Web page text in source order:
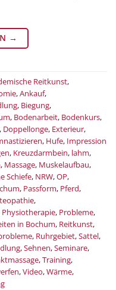
→
Reitkunst,
,Ankauf,
, Biegung,
, Bodenarbeit, Bodenkurs,
, Doppellonge, Exterieur,
, Hufe, Impression
, Kreuzdarmbein, lahm,
, Massage, Muskelaufbau,
Schiefe, NRW,OP,
, Passform, Pferd,
,
Physiotherapie, Probleme,
in Bochum, Reitkunst,
, Ruhrgebiet,Sattel,
,Sehnen,Seminare,
,Training,
,Video,Wärme,